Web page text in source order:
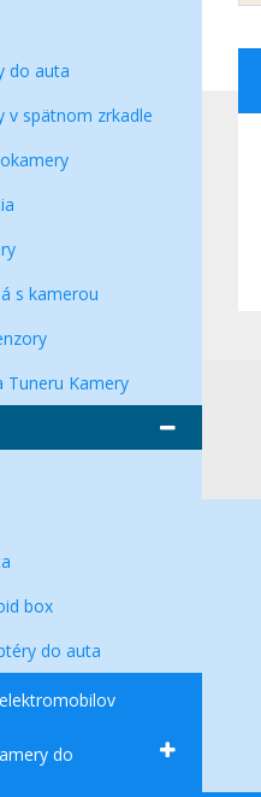
do auta
v spätnom zrkadle
s kamerou
Tuneru Kamery
box
do auta
do